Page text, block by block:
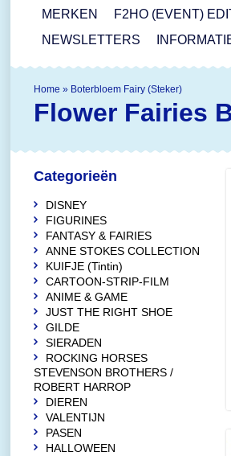
MERKEN
F2HO (EVENT)
NEWSLETTERS
Home » Boterbloem Fairy (Steker)
Flower Fairies
Categorieën
DISNEY
FIGURINES
FANTASY & FAIRIES
ANNE STOKES COLLECTION
KUIFJE (Tintin)
CARTOON-STRIP-FILM
ANIME & GAME
JUST THE RIGHT SHOE
GILDE
SIERADEN
ROCKING HORSES
STEVENSON BROTHERS /
ROBERT HARROP
DIEREN
VALENTIJN
PASEN
HALLOWEEN